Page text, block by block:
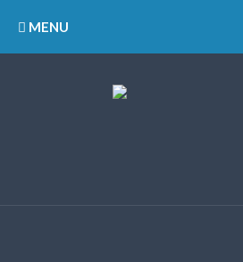
MENU